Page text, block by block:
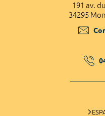
191 av.
34295